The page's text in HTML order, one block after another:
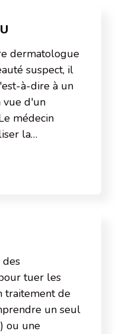
dermatologue
suspect, il
à-dire à un
vue d'un
médecin
la…
des
tuer les
traitement de
un seul
ou une